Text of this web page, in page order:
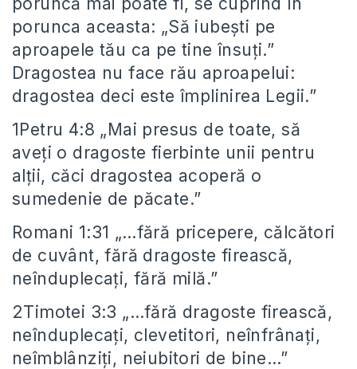
porunca aceasta: „Să iubeşti pe
aproapele tău ca pe tine însuţi.”
Dragostea nu face rău aproapelui:
dragostea deci este împlinirea Legii.”
1Petru 4:8 „Mai presus de toate, să
aveţi o dragoste fierbinte unii pentru
alţii, căci dragostea acoperă o
sumedenie de păcate.”
Romani 1:31 „…fără pricepere, călcători
de cuvânt, fără dragoste firească,
neînduplecaţi, fără milă.”
2Timotei 3:3 „…fără dragoste firească,
neînduplecaţi, clevetitori, neînfrânaţi,
neîmblânziţi, neiubitori de bine…”